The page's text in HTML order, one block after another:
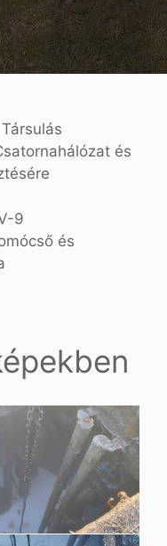
és
9
és